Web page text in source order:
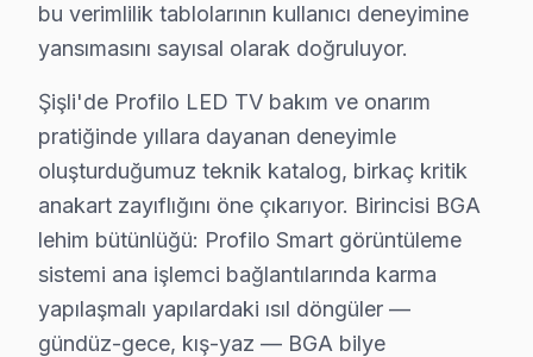
Ticari güven: Fiyat şeffaflığı, faturada parça detayı,
İlişkisel güven: 19 yıl boyunca Şişli'de kurulan
Şişli'de Profilo televizyon paneli tamiri için gerçekçi
Bu rakamlar Şişli'deki son 78 vakadan elde edilen
Fiyatlandırma prensibimiz üç sütuna dayanıyor:
Şişli'deki Profilo servis hacmi takvim boyunca beş
İkinci pik — Mart sonu: Bahar temizliği sırasında
Üçüncü pik — Haziran: Ramazan Bayramı ve yaz
Beşinci pik — Kasım: Alışveriş sezonu kampanyaları
bu verimlilik tablolarının kullanıcı deneyimine
yansımasını sayısal olarak doğruluyor.
Şişli'de Profilo LED TV bakım ve onarım
pratiğinde yıllara dayanan deneyimle
oluşturduğumuz teknik katalog, birkaç kritik
anakart zayıflığını öne çıkarıyor. Birincisi BGA
lehim bütünlüğü: Profilo Smart görüntüleme
sistemi ana işlemci bağlantılarında karma
yapılaşmalı yapılardaki ısıl döngüler —
gündüz-gece, kış-yaz — BGA bilye